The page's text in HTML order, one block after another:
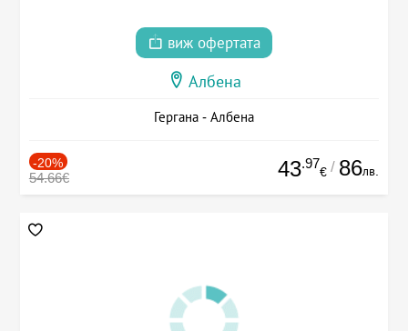
виж офертата
Албена
Гергана - Албена
-20%
54.66€ 43.97
€ / 86лв.